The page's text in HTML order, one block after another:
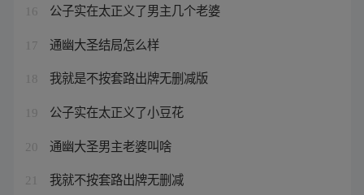
16 公子实在太正义了男主几个老婆
17 通幽大圣结局怎么样
18 我就是不按套路出牌无删减版
19 公子实在太正义了小豆花
20 通幽大圣男主老婆叫啥
21 我就不按套路出牌无删减